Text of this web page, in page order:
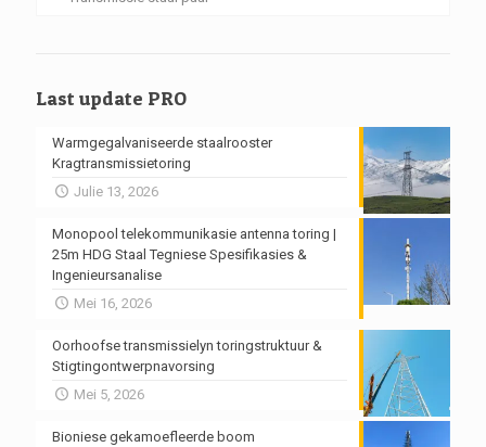
Last update PRO
Warmgegalvaniseerde staalrooster
Kragtransmissietoring
Julie 13, 2026
Monopool telekommunikasie antenna toring |
25m HDG Staal Tegniese Spesifikasies &
Ingenieursanalise
Mei 16, 2026
Oorhoofse transmissielyn toringstruktuur &
Stigtingontwerpnavorsing
Mei 5, 2026
Bioniese gekamoefleerde boom